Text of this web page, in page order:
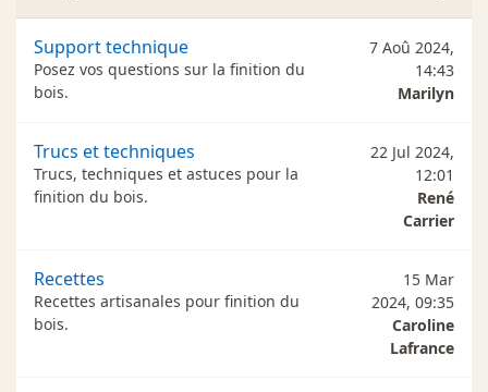
Support technique
Posez vos questions sur la finition du
bois.
7 Aoû 2024,
14:43
Marilyn
Trucs et techniques
Trucs, techniques et astuces pour la
finition du bois.
22 Jul 2024,
12:01
René
Carrier
Recettes
Recettes artisanales pour finition du
bois.
15 Mar
2024, 09:35
Caroline
Lafrance